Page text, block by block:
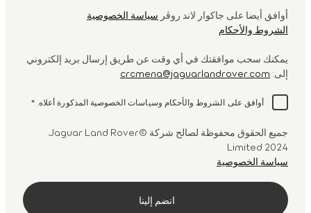
أوافق أيضا على جاكوار لاند روڤر سياسة الخصوصية
الشروط والأحكام
يمكنك سحب موافقتك في أي وقت عن طريق إرسال بريد إلكتروني
إلى: crcmena@jaguarlandrover.com
أوافق على الشروط والأحكام وسياسات الخصوصية المذكورة أعلاه. *
جميع الحقوق محفوظة لصالح شركة ©Jaguar Land Rover
Limited 2024
سياسة الخصوصية